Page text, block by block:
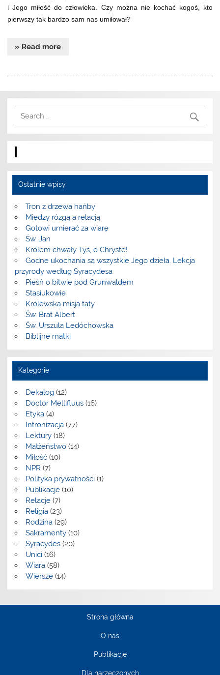
i Jego miłość do człowieka. Czy można nie kochać kogoś, kto
pierwszy tak bardzo sam nas umiłował?
» Read more
Ostatnie wpisy
Tron z drzewa hańby
Między rózgą a relacją
Gotowi umierać za wiarę
Św. Jan
Królem chwały Tyś, o Chryste!
Godne ukochania są wszystkie Jego dzieła. Lekcja
przyrody według Syracydesa
Pieśń o bitwie pod Grunwaldem
Stasiukowie
Królewska misja taty
Św. Brat Albert
Św. Urszula Ledóchowska
Biblijne matki
Kategorie
Dekalog(12)
Doctor Mellifluus(16)
Etyka(4)
Intronizacja(77)
Lektury(18)
Małżeństwo(14)
Miłość(10)
NPR (7)
Polityka prywatności(1)
Publikacje(10)
Relacje(7)
Religia(23)
Rodzina(29)
Sakramenty(10)
Syracydes(20)
Unici(16)
Wiara(58)
Wiersze(14)
Strona główna
O nas
Publikacje
Dla narzeczonych